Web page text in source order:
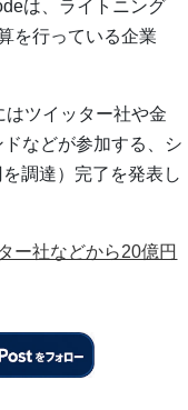
は、ライトニング
を行っている企業
ツイッター社や金
などが参加する、シ
調達）完了を発表し
ー社などから20億円